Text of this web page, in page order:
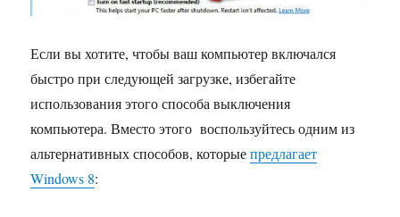
Если вы хотите, чтобы ваш компьютер включался
быстро при следующей загрузке, избегайте
использования этого способа выключения
компьютера. Вместо этого воспользуйтесь одним из
альтернативных способов, которыепредлагает
Windows 8: